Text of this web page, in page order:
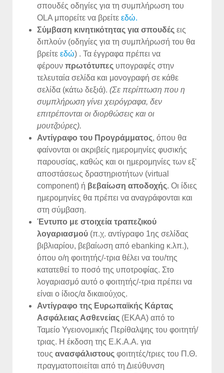
σπουδές οδηγίες για τη συμπλήρωση του
OLA μπορείτε να βρείτε εδώ.
Σύμβαση κινητικότητας για σπουδές εις
διπλούν (οδηγίες για τη συμπλήρωσή του θα
βρείτε εδώ) . Τα έγγραφα πρέπει να
φέρουν πρωτότυπες υπογραφές στην
τελευταία σελίδα και μονογραφή σε κάθε
σελίδα (κάτω δεξιά). (Σε περίπτωση που η
συμπλήρωση γίνει χειρόγραφα, δεν
επιτρέπονται οι διορθώσεις και οι
μουτζούρες).
Αντίγραφο του Προγράμματος, όπου θα
φαίνονται οι ακριβείς ημερομηνίες φυσικής
παρουσίας, καθώς και οι ημερομηνίες των εξ'
αποστάσεως δραστηριοτήτων (virtual
component) ή βεβαίωση αποδοχής. Οι ίδιες
ημερομηνίες θα πρέπει να αναγράφονται και
στη σύμβαση.
Έντυπο με στοιχεία τραπεζικού
λογαριασμού (π.χ. αντίγραφο 1ης σελίδας
βιβλιαρίου, βεβαίωση από ebanking κ.λπ.),
όπου ο/η φοιτητής/-τρια θέλει να του/της
κατατεθεί το ποσό της υποτροφίας. Στο
λογαριασμό αυτό ο φοιτητής/-τρια πρέπει να
είναι ο ίδιος/α δικαιούχος.
Αντίγραφο της Ευρωπαϊκής Κάρτας
Ασφάλειας Ασθενείας (ΕΚΑΑ) από το
Ταμείο Υγειονομικής Περίθαλψης του φοιτητή/
τριας. Η έκδοση της Ε.Κ.Α.Α. για
τους ανασφάλιστους φοιτητές/τριες του Π.Θ.
πραγματοποιείται από τη Διεύθυνση